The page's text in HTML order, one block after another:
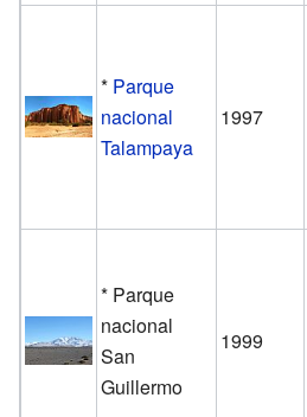
* Parque
nacional
Talampaya
1997
* Parque
nacional
San
Guillermo
1999